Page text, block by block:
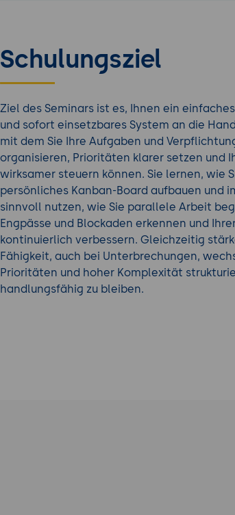
Schulungsziel
Ziel des Seminars ist es, Ihnen ein
und sofort einsetzbares System an die
mit dem Sie Ihre Aufgaben und
organisieren, Prioritäten klarer setzen und
wirksamer steuern können. Sie lernen, wie
persönliches Kanban-Board aufbauen und
sinnvoll nutzen, wie Sie parallele Arbeit
Engpässe und Blockaden erkennen und
kontinuierlich verbessern. Gleichzeitig
Fähigkeit, auch bei Unterbrechungen,
Prioritäten und hoher Komplexität
handlungsfähig zu bleiben.